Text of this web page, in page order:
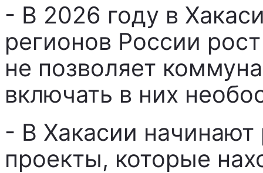
- В 2026 году в
регионов России
не позволяет
включать в них
- В Хакасии начинают
проекты, которые